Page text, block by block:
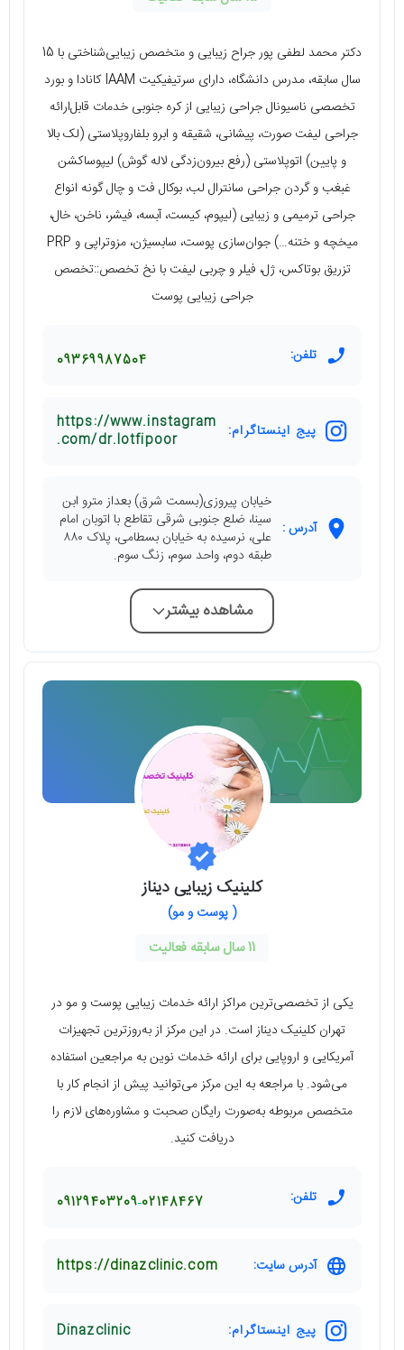
دکتر محمد لطفی پور جراح زیبایی و متخصص زیبایی‌شناختی با 15
سال سابقه، مدرس دانشگاه، دارای سرتیفیکیت IAAM کانادا و بورد
تخصصی ناسیونال جراحی زیبایی از کره جنوبی خدمات قابل‌ارائه
جراحی لیفت صورت، پیشانی، شقیقه و ابرو بلفاروپلاستی (لک بالا
و پایین) اتوپلاستی (رفع بیرون‌زدگی لاله گوش) لیپوساکشن
غبغب و گردن جراحی سانترال لب، بوکال فت و چال گونه انواع
جراحی ترمیمی و زیبایی (لیپوم، کیست، آبسه، فیشر، ناخن، خال،
میخچه و ختنه…) جوان‌سازی پوست، سابسیژن، مزوتراپی و PRP
تزریق بوتاکس، ژل، فیلر و چربی لیفت با نخ تخصص::تخصص
جراحی زیبایی پوست
تلفن: 09369987504
پیج اینستاگرام:
https://www.instagram
.com/dr.lotfipoor
آدرس :
خیابان پیروزی(بسمت شرق) بعداز مترو ابن
سینا، ضلع جنوبی شرقی تقاطع با اتوبان امام
علی، نرسیده به خیابان بسطامی، پلاک ۸۸۰
طبقه دوم، واحد سوم، زنگ سوم.
مشاهده بیشتر
کلینیک زیبایی دیناز
( پوست و مو)
11 سال سابقه فعالیت
یکی از تخصصی‌ترین مراکز ارائه خدمات زیبایی پوست و مو در
تهران کلینیک دیناز است. در این مرکز از به‌روزترین تجهیزات
آمریکایی و اروپایی برای ارائه خدمات نوین به مراجعین استفاده
می‌شود. با مراجعه به این مرکز می‌توانید پیش از انجام کار با
متخصص مربوطه به‌صورت رایگان صحبت و مشاوره‌های لازم را
دریافت کنید.
تلفن: 02148467
09129403209
آدرس سایت: https://dinazclinic.com
پیج اینستاگرام: Dinazclinic